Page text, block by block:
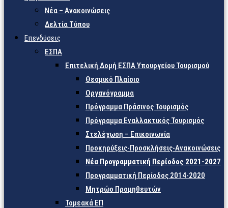
Νέα – Ανακοινώσεις
Δελτία Τύπου
Επενδύσεις
ΕΣΠΑ
Επιτελική Δομή ΕΣΠΑ Υπουργείου Τουρισμού
Θεσμικό Πλαίσιο
Οργανόγραμμα
Πρόγραμμα Πράσινος Τουρισμός
Πρόγραμμα Εναλλακτικός Τουρισμός
Στελέχωση – Επικοινωνία
Προκηρύξεις-Προσκλήσεις-Ανακοινώσεις
Νέα Προγραμματική Περίοδος 2021-2027
Προγραμματική Περίοδος 2014-2020
Μητρώο Προμηθευτών
Τομεακά ΕΠ